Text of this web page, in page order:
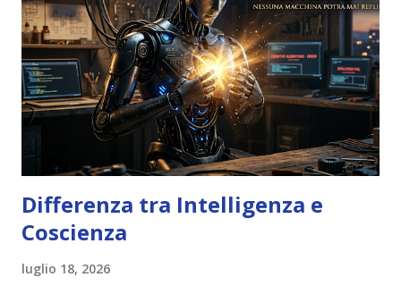
Differenza tra Intelligenza e
Coscienza
luglio 18, 2026